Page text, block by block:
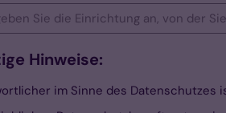
Hinweise:
im Sinne des Datenschutzes